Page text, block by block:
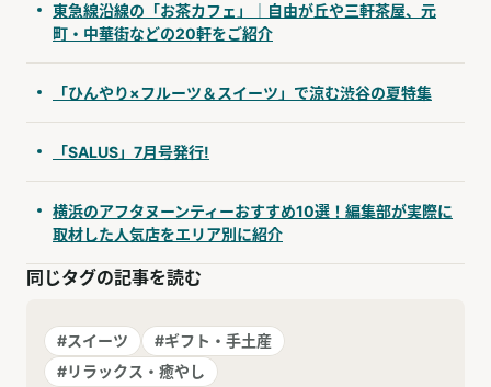
東急線沿線の「お茶カフェ」｜自由が丘や三軒茶屋、元
町・中華街などの20軒をご紹介
「ひんやり×フルーツ＆スイーツ」で涼む渋谷の夏特集
「SALUS」7月号発行!
横浜のアフタヌーンティーおすすめ10選！編集部が実際に
取材した人気店をエリア別に紹介
同じタグの記事を読む
#スイーツ
#ギフト・手土産
#リラックス・癒やし